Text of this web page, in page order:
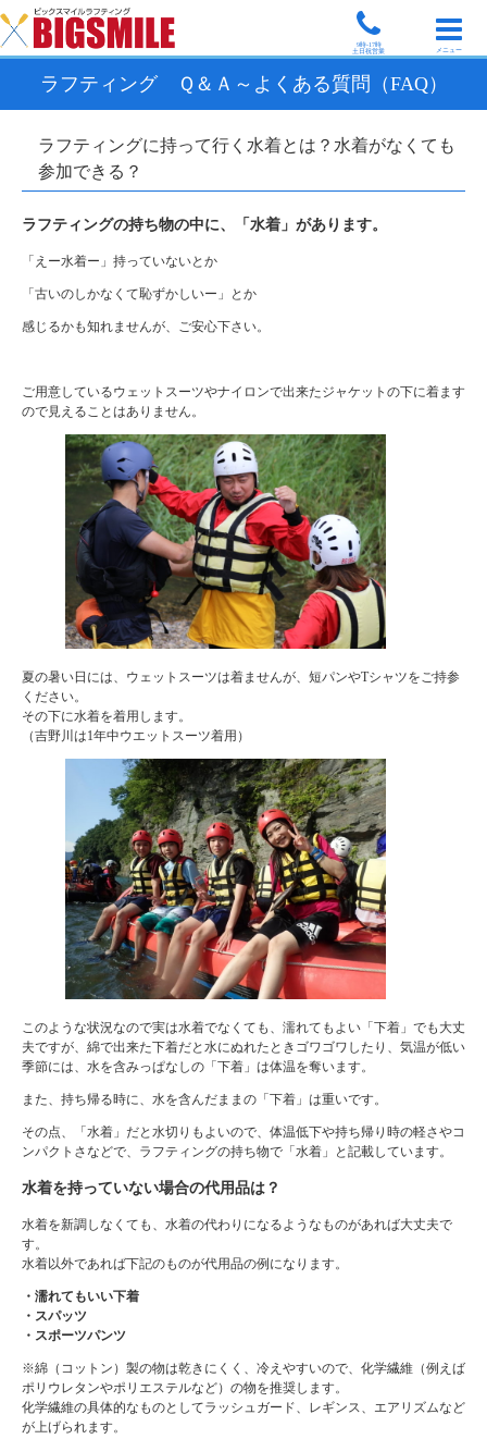
9時-17時
土日祝営業
メニュー
ラフティング Ｑ＆Ａ～よくある質問（FAQ）
ラフティングに持って行く水着とは？水着がなくても
参加できる？
ラフティングの持ち物の中に、「水着」があります。
「えー水着ー」持っていないとか
「古いのしかなくて恥ずかしいー」とか
感じるかも知れませんが、ご安心下さい。
ご用意しているウェットスーツやナイロンで出来たジャケットの下に着ます
ので見えることはありません。
夏の暑い日には、ウェットスーツは着ませんが、短パンやTシャツをご持参
ください。
その下に水着を着用します。
（吉野川は1年中ウエットスーツ着用）
このような状況なので実は水着でなくても、濡れてもよい「下着」でも大丈
夫ですが、綿で出来た下着だと水にぬれたときゴワゴワしたり、気温が低い
季節には、水を含みっぱなしの「下着」は体温を奪います。
また、持ち帰る時に、水を含んだままの「下着」は重いです。
その点、「水着」だと水切りもよいので、体温低下や持ち帰り時の軽さやコ
ンパクトさなどで、ラフティングの持ち物で「水着」と記載しています。
水着を持っていない場合の代用品は？
水着を新調しなくても、水着の代わりになるようなものがあれば大丈夫で
す。
水着以外であれば下記のものが代用品の例になります。
・濡れてもいい下着
・スパッツ
・スポーツパンツ
※綿（コットン）製の物は乾きにくく、冷えやすいので、化学繊維（例えば
ポリウレタンやポリエステルなど）の物を推奨します。
化学繊維の具体的なものとしてラッシュガード、レギンス、エアリズムなど
が上げられます。